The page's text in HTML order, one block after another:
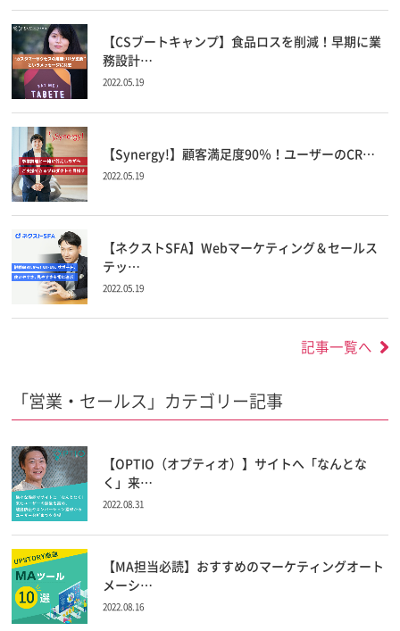
【CSブートキャンプ】食品ロスを削減！早期に業
務設計…
2022.05.19
【Synergy!】顧客満足度90％！ユーザーのCR…
2022.05.19
【ネクストSFA】Webマーケティング＆セールス
テッ…
2022.05.19
記事一覧へ
「営業・セールス」カテゴリー記事
【OPTIO（オプティオ）】サイトへ「なんとな
く」来…
2022.08.31
【MA担当必読】おすすめのマーケティングオート
メーシ…
2022.08.16